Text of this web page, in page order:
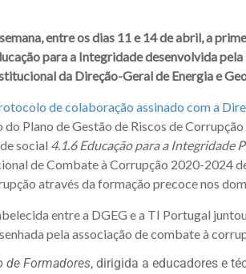
entre os dias 11 e 14 de abril, a
para a Integridade desenvolvida
da Direção-Geral de Energia e
de colaboração assinado com a
Plano de Gestão de Riscos de
social 4.1.6 Educação para a Integridade
de Combate à Corrupção 2020-2024
através da formação precoce nos
entre a DGEG e a TI Portugal
pela associação de combate à
de Formadores, dirigida a educadores e